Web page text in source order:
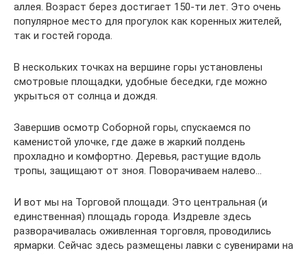
аллея. Возраст берез достигает 150-ти лет. Это очень
популярное место для прогулок как коренных жителей,
так и гостей города.
В нескольких точках на вершине горы установлены
смотровые площадки, удобные беседки, где можно
укрыться от солнца и дождя.
Завершив осмотр Соборной горы, спускаемся по
каменистой улочке, где даже в жаркий полдень
прохладно и комфортно. Деревья, растущие вдоль
тропы, защищают от зноя. Поворачиваем налево…
И вот мы на Торговой площади. Это центральная (и
единственная) площадь города. Издревле здесь
разворачивалась оживленная торговля, проводились
ярмарки. Сейчас здесь размещены лавки с сувенирами на